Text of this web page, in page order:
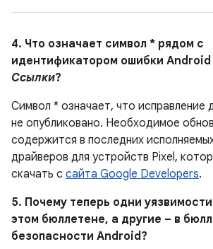
4. Что означает символ * рядом с
идентификатором ошибки Android
Ссылки?
Символ * означает, что исправление
не опубликовано. Необходимое
содержится в последних
драйверов для устройств Pixel,
скачать с сайта Google Developers.
5. Почему теперь одни
этом бюллетене, а другие – в
безопасности Android?